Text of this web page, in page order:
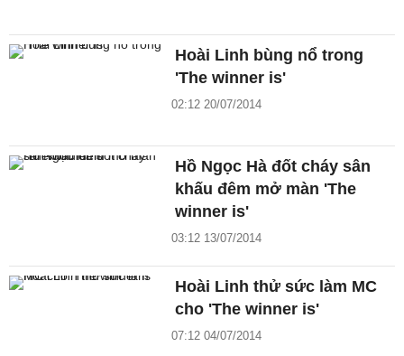
Hoài Linh bùng nổ trong
'The winner is'
02:12 20/07/2014
Hồ Ngọc Hà đốt cháy sân
khấu đêm mở màn 'The
winner is'
03:12 13/07/2014
Hoài Linh thử sức làm MC
cho 'The winner is'
07:12 04/07/2014